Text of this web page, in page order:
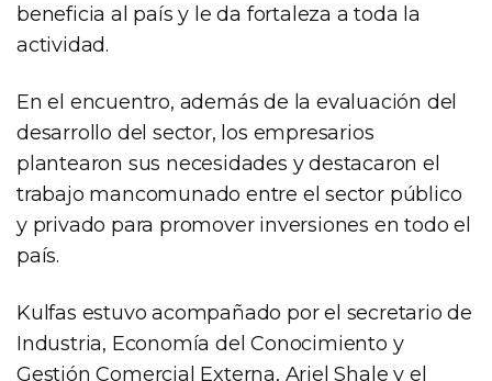
beneficia al país y le da fortaleza a toda la
actividad.
En el encuentro, además de la evaluación del
desarrollo del sector, los empresarios
plantearon sus necesidades y destacaron el
trabajo mancomunado entre el sector público
y privado para promover inversiones en todo el
país.
Kulfas estuvo acompañado por el secretario de
Industria, Economía del Conocimiento y
Gestión Comercial Externa, Ariel Shale y el